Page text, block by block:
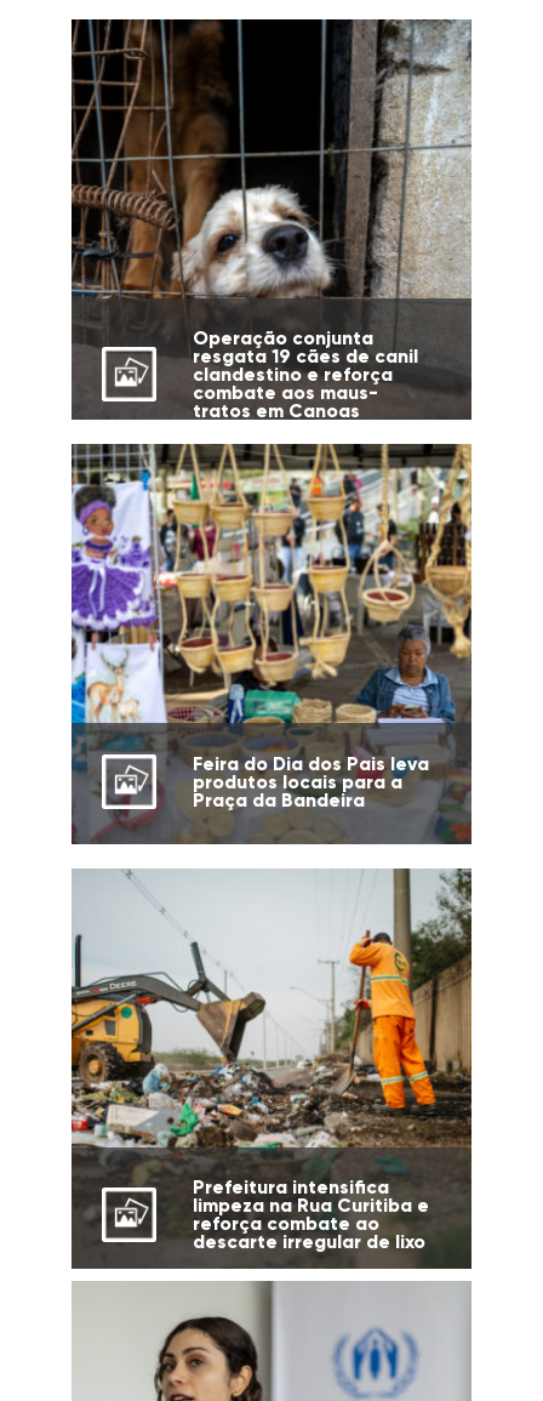
Operação conjunta
resgata 19 cães de canil
clandestino e reforça
combate aos maus-
tratos em Canoas
Feira do Dia dos Pais leva
produtos locais para a
Praça da Bandeira
Prefeitura intensifica
limpeza na Rua Curitiba e
reforça combate ao
descarte irregular de lixo